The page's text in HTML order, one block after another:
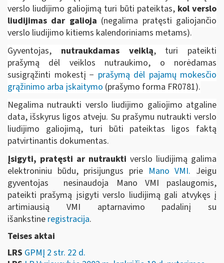
verslo liudijimo galiojimą turi būti pateiktas, kol verslo
liudijimas dar galioja (negalima pratęsti galiojančio
verslo liudijimo kitiems kalendoriniams metams).
Gyventojas, nutraukdamas veiklą, turi pateikti
prašymą dėl veiklos nutraukimo, o norėdamas
susigrąžinti mokestį − prašymą dėl pajamų mokesčio
grąžinimo arba įskaitymo (prašymo forma FR0781).
Negalima nutraukti verslo liudijimo galiojimo atgaline
data, išskyrus ligos atveju. Su prašymu nutraukti verslo
liudijimo galiojimą, turi būti pateiktas ligos faktą
patvirtinantis dokumentas.
Įsigyti, pratęsti ar nutraukti verslo liudijimą galima
elektroniniu būdu, prisijungus prie Mano VMI. Jeigu
gyventojas nesinaudoja Mano VMI paslaugomis,
pateikti prašymą įsigyti verslo liudijimą gali atvykęs į
artimiausią VMI aptarnavimo padalinį su
išankstine registracija.
Teises aktai
LRS GPMĮ 2 str. 22 d.